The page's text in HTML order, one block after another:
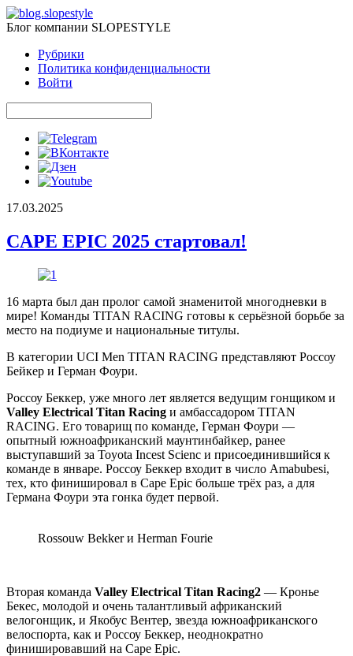
Блог компании SLOPESTYLE
Рубрики
Политика конфиденциальности
Войти
17.03.2025
CAPE EPIC 2025 стартовал!
16 марта был дан пролог самой знаменитой многодневки в
мире! Команды TITAN RACING готовы к серьёзной борьбе за
место на подиуме и национальные титулы.
В категории UCI Men TITAN RACING представляют Россоу
Бейкер и Герман Фоури.
Россоу Беккер, уже много лет является ведущим гонщиком и
Valley Electrical Titan Racing и амбассадором TITAN
RACING. Его товарищ по команде, Герман Фоури —
опытный южноафриканский маунтинбайкер, ранее
выступавший за Toyota Incest Scienc и присоединившийся к
команде в январе. Россоу Беккер входит в число Amabubesi,
тех, кто финишировал в Cape Epic больше трёх раз, а для
Германа Фоури эта гонка будет первой.
Rossouw Bekker и Herman Fourie
Вторая команда Valley Electrical Titan Racing2 — Кронье
Бекес, молодой и очень талантливый африканский
велогонщик, и Якобус Вентер, звезда южноафриканского
велоспорта, как и Россоу Беккер, неоднократно
финишировавший на Cape Epic.